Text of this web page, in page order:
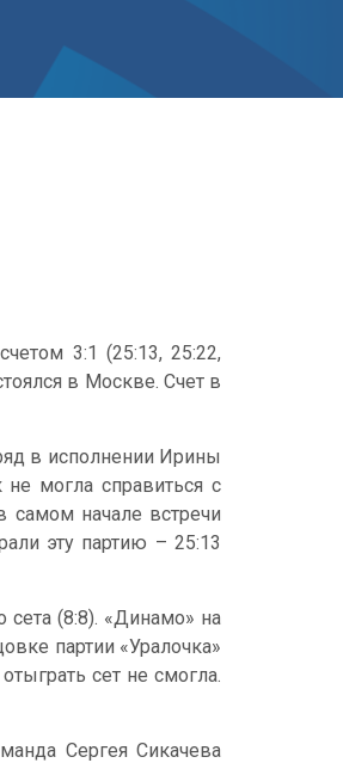
3:1 (25:13, 25:22,
в Москве. Счет в
в исполнении Ирины
могла справиться с
самом начале встречи
эту партию – 25:13
сета (8:8). «Динамо» на
партии «Уралочка»
сет не смогла.
Сергея Сикачева